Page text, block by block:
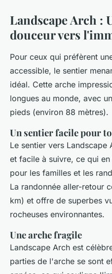
Landscape Arch :
douceur vers
Pour ceux qui préfèrent
accessible, le sentier
idéal. Cette arche
longues au monde, avec
pieds (environ 88 mètres).
Un sentier facile pour
Le sentier vers Landscape
et facile à suivre, ce qui
pour les familles et les
La randonnée aller-retour
km) et offre de superbes
rocheuses environnantes.
Une arche fragile
Landscape Arch est
parties de l'arche se sont